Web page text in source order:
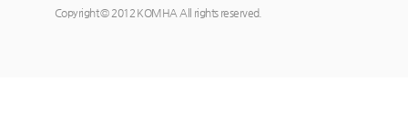
Copyright © 2012 KOMHA All rights reserved.